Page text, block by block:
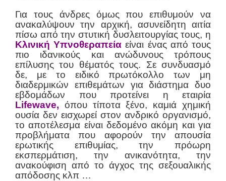
Για τους άνδρες όμως που επιθυμούν να
ανακαλύψουν την αρχική, ασυνείδητη αιτία
πίσω από την στυτική δυσλειτουργίας τους, η
Κλινική Υπνοθεραπεία είναι ένας από τους
πιο ιδανικούς και ανώδυνους τρόπους
επίλυσης του θέματός τους. Σε συνδυασμό
δε, με τo ειδικό πρωτόκολλο των μη
διαδερμικών επιθεμάτων για διάστημα δυο
εβδομάδων που προτείνει η εταιρία
Lifewave, όπου τίποτα ξένο, καμιά χημική
ουσία δεν εισχωρεί στον ανδρικό οργανισμό,
το αποτέλεσμα είναι δεδομένο ακόμη και για
προβλήματα που αφορούν την απουσία
ερωτικής επιθυμίας, την πρόωρη
εκσπερμάτιση, την ανικανότητα, την
ανακούφιση από το άγχος της σεξουαλικής
απόδοσης κλπ …